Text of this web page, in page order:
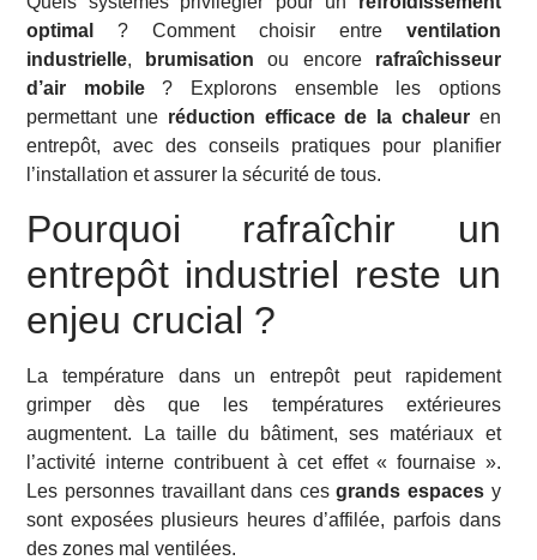
optimal
? Comment choisir entre ventilation
industrielle, brumisation ou encore rafraîchisseur
d’air mobile? Explorons ensemble les options
permettant une réduction efficace de la chaleuren
entrepôt, avec des conseils pratiques pour planifier
l’installation et assurer la sécurité de tous.
Pourquoi rafraîchir un
entrepôt industriel reste un
enjeu crucial ?
La température dans un entrepôt peut rapidement
grimper dès que les températures extérieures
augmentent. La taille du bâtiment, ses matériaux et
l’activité interne contribuent à cet effet « fournaise ».
Les personnes travaillant dans cesgrands espacesy
sont exposées plusieurs heures d’affilée, parfois dans
des zones mal ventilées.